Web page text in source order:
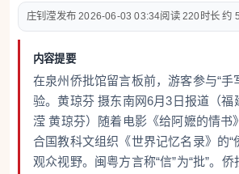
庄钊滢 2026-06-03 03:34 220 约
内容提要
在泉州侨批馆留言板前，游客参与“手
验。黄琼芬 摄东南网6月3日报道（福
滢 黄琼芬）随着电影《给阿嬷的情书
合国教科文组织《世界记忆名录》的“
观众视野。闽粤方言称“信”为“批”。